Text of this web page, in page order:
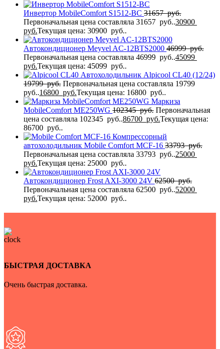
Инвертор MobileComfort S1512-BC 31657руб.
Первоначальная цена составляла 31657 руб..30900
руб.Текущая цена: 30900 руб..
Автокондиционер Meyvel AC-12BTS2000 46999руб.
Первоначальная цена составляла 46999 руб..45099
руб.Текущая цена: 45099 руб..
Автохолодильник Alpicool CL40 (12/24)
19799руб. Первоначальная цена составляла 19799
руб..16800 руб.Текущая цена: 16800 руб..
Маркиза
MobileComfort ME250WG 102345руб. Первоначальная
цена составляла 102345 руб..86700 руб.Текущая цена:
86700 руб..
Компрессорный
автохолодильник Mobile Comfort MCF-16 33793руб.
Первоначальная цена составляла 33793 руб..25000
руб.Текущая цена: 25000 руб..
Автокондиционер Frost AXI-3000 24V 62500руб.
Первоначальная цена составляла 62500 руб..52000
руб.Текущая цена: 52000 руб..
БЫСТРАЯ ДОСТАВКА
Очень быстрая доставка.